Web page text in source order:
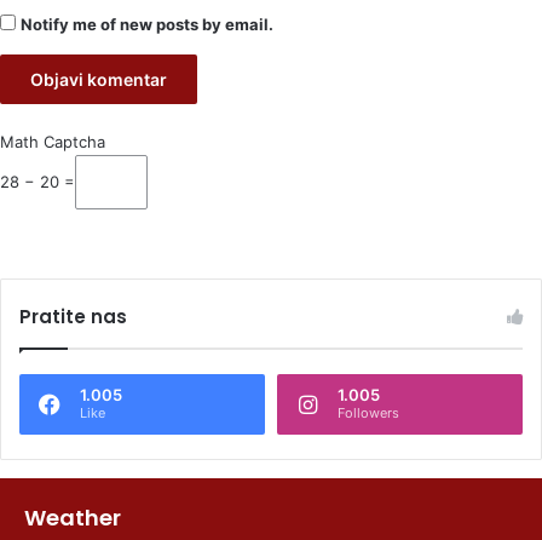
Notify me of new posts by email.
Math Captcha
28 − 20 =
Pratite nas
1.005
Like
1.005
Followers
Weather